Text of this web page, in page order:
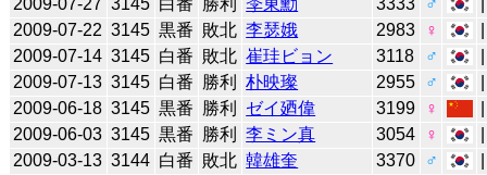
2009-07-22 3145 黒番 敗北 李瑟娥 2983 ♀
2009-07-14 3145 白番 敗北 崔珪ビョン 3118 ♂
2009-07-13 3145 白番 勝利 朴映璨 2955 ♂
2009-06-18 3145 黒番 勝利 ゼイ廼偉 3199 ♀
2009-06-03 3145 黒番 勝利 李ミン真 3054 ♀
2009-03-13 3144 白番 敗北 韓雄奎 3370 ♂